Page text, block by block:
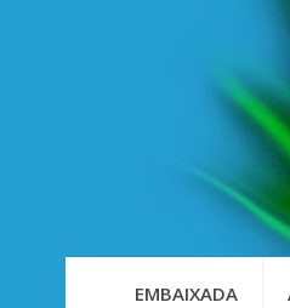
EMBAIXADA